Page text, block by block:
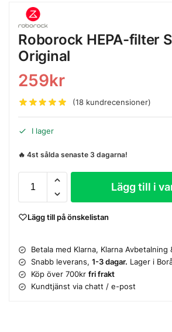
Roborock HEPA-filter
Original
259kr
(18 kundrecensioner)
I lager
🔥 4st sålda senaste 3 dagarna!
Lägg till i
Lägg till på önskelistan
Betala med Klarna, Klarna Avbetalning
Snabb leverans, 1-3 dagar. Lager i
Köp över 700kr fri frakt
Kundtjänst via chatt / e-post